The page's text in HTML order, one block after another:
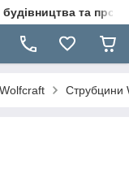
будівництва та
Струбцини